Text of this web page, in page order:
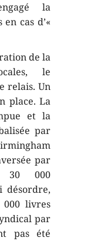
la
cas d’«
de la
le
relais. Un
place. La
et la
par
par
30 000
désordre,
livres
par
pas été